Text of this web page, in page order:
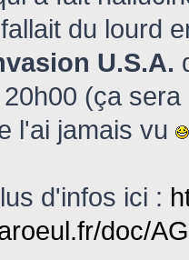
du lourd
U.S.A.
(ça
l'ai jamais vu
d'infos ici :
doc/